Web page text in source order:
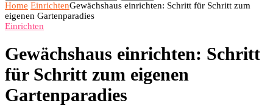
Home EinrichtenGewächshaus einrichten: Schritt für Schritt zum
eigenen Gartenparadies
Einrichten
Gewächshaus einrichten: Schritt
für Schritt zum eigenen
Gartenparadies